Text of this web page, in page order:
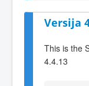
Versija
This is the
4.4.13